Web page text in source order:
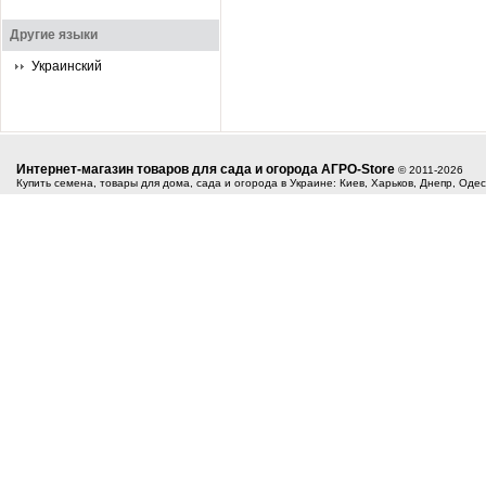
Другие языки
Украинский
Интернет-магазин товаров для сада и огорода АГРО-Store © 2011-2026
Купить семена, товары для дома, сада и огорода в Украине: Киев, Харьков, Днепр,